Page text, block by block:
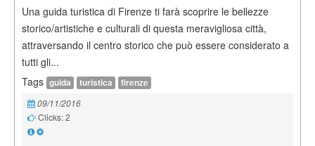
Una guida turistica di Firenze ti farà scoprire le bellezze
storico/artistiche e culturali di questa meravigliosa città,
attraversando il centro storico che può essere considerato a
tutti gli...
Tags guida turistica firenze
09/11/2016
Clicks: 2